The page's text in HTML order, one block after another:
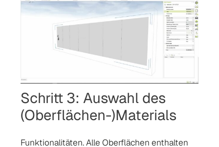
Schritt 3: Auswahl des
(Oberflächen-)Materials
Funktionalitäten. Alle Oberflächen enthalten